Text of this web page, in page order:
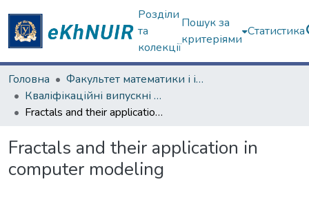
Розділи
та
колекції
Пошук за
критеріями
Статистика
Головна
Факультет математики і інформатики
Кваліфікаційні випускні роботи магістрів. Факультет математики і інформатики
Fractals and their application in computer modeling
Fractals and their application in
computer modeling